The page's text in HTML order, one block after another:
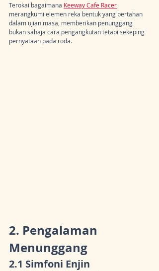
Terokai bagaimana Keeway Cafe Racer
merangkumi elemen reka bentuk yang bertahan
dalam ujian masa, memberikan penunggang
bukan sahaja cara pengangkutan tetapi sekeping
pernyataan pada roda.
2. Pengalaman
Menunggang
2.1 Simfoni Enjin